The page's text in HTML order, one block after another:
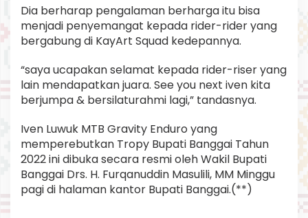
Dia berharap pengalaman berharga itu bisa
menjadi penyemangat kepada rider-rider yang
bergabung di KayArt Squad kedepannya.
“saya ucapakan selamat kepada rider-riser yang
lain mendapatkan juara. See you next iven kita
berjumpa & bersilaturahmi lagi,” tandasnya.
Iven Luwuk MTB Gravity Enduro yang
memperebutkan Tropy Bupati Banggai Tahun
2022 ini dibuka secara resmi oleh Wakil Bupati
Banggai Drs. H. Furqanuddin Masulili, MM Minggu
pagi di halaman kantor Bupati Banggai.(**)